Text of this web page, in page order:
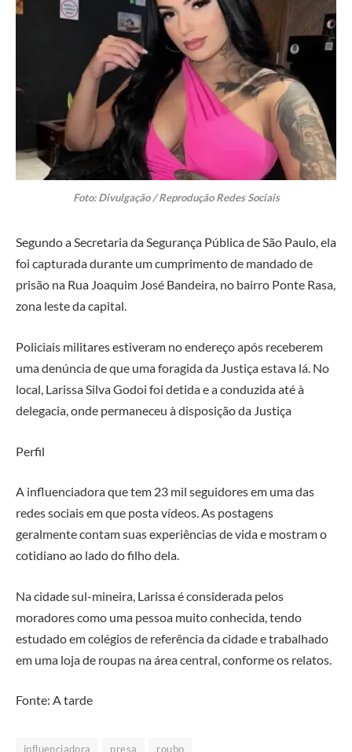
Foto: Divulgação / Reprodução Redes Sociais
Segundo a Secretaria da Segurança Pública de São Paulo, ela
foi capturada durante um cumprimento de mandado de
prisão na Rua Joaquim José Bandeira, no bairro Ponte Rasa,
zona leste da capital.
Policiais militares estiveram no endereço após receberem
uma denúncia de que uma foragida da Justiça estava lá. No
local, Larissa Silva Godoi foi detida e a conduzida até à
delegacia, onde permaneceu à disposição da Justiça
Perfil
A influenciadora que tem 23 mil seguidores em uma das
redes sociais em que posta vídeos. As postagens
geralmente contam suas experiências de vida e mostram o
cotidiano ao lado do filho dela.
Na cidade sul-mineira, Larissa é considerada pelos
moradores como uma pessoa muito conhecida, tendo
estudado em colégios de referência da cidade e trabalhado
em uma loja de roupas na área central, conforme os relatos.
Fonte: A tarde
influenciadora presa roubo